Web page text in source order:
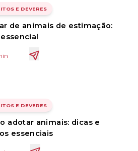
E DEVERES
de animais de estimação:
E DEVERES
adotar animais: dicas e
essenciais